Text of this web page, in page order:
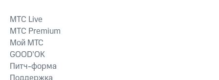
MTС Live
MTС Premium
Мой МТС
GOOD’OK
Питч-форма